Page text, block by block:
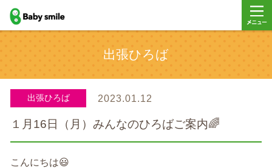
baby smile
出張ひろば
出張ひろば 2023.01.12
１月16日（月）みんなのひろばご案内🌈
こんにちは😃